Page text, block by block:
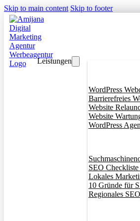
Skip to main content Skip to footer
Leistungen
WordPress
Barrierefreies
Website
Website
WordPress
SEO
Lokales
10 Gründe für
Regionales SEO